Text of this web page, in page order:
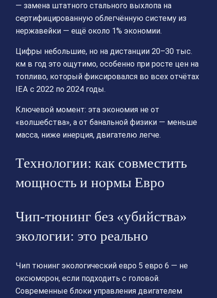
— замена штатного стального выхлопа на
сертифицированную облегчённую систему из
нержавейки — ещё около 1% экономии.
Цифры небольшие, но на дистанции 20–30 тыс.
км в год это ощутимо, особенно при росте цен на
топливо, который фиксировался во всех отчётах
IEA с 2022 по 2024 годы.
Ключевой момент: эта экономия не от
«волшебства», а от банальной физики — меньше
масса, ниже инерция, двигателю легче.
Технологии: как совместить
мощность и нормы Евро
Чип-тюнинг без «убийства»
экологии: это реально
Чип тюнинг экологический евро 5 евро 6 — не
оксюморон, если подходить с головой.
Современные блоки управления двигателем